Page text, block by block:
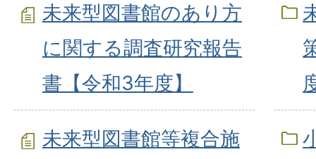
未来型図書館のあり方
に関する調査研究報告
書【令和3年度】
未来型図書館等複合施